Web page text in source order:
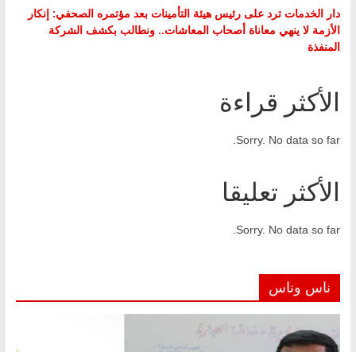
دار الخدمات ترد على رئيس هيئة التأمينات بعد مؤتمره الصحفي: إنكار
الأزمة لا ينهي معاناة أصحاب المعاشات.. ونطالب بكشف الشركة
المنفذة
الأكثر قراءة
Sorry. No data so far.
الأكثر تعليقا
Sorry. No data so far.
ناس وناس